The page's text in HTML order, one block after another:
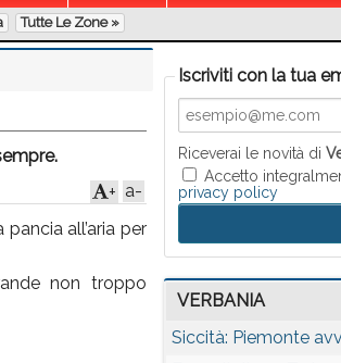
Tutte Le Zone »
a-
+
all’aria per
non troppo
Iscriviti con la tua
Riceverai le novità di
Accetto
privacy policy
VERBANIA
Siccità: Piemonte